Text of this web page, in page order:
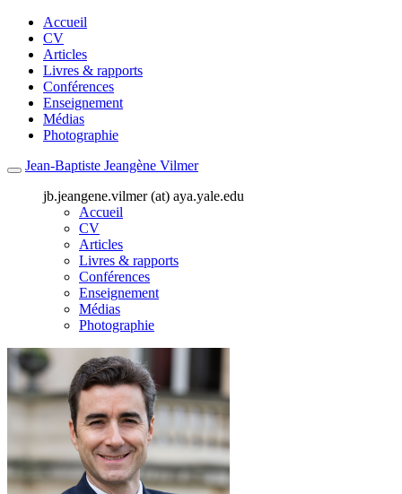
Accueil
CV
Articles
Livres & rapports
Conférences
Enseignement
Médias
Photographie
Jean-Baptiste Jeangène Vilmer
jb.jeangene.vilmer (at) aya.yale.edu
Accueil
CV
Articles
Livres & rapports
Conférences
Enseignement
Médias
Photographie